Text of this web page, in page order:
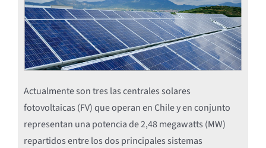
Actualmente son tres las centrales solares
fotovoltaicas (FV) que operan en Chile y en conjunto
representan una potencia de 2,48 megawatts (MW)
repartidos entre los dos principales sistemas